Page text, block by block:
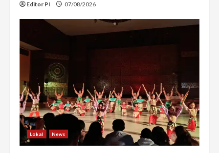
Editor PI 07/08/2026
Lokal News